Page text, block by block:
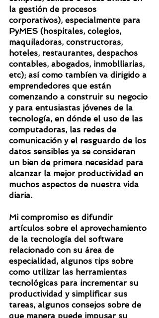
la gestión de procesos
corporativos), especialmente para
PyMES (hospitales, colegios,
maquiladoras, constructoras,
hoteles, restaurantes, despachos
contables, abogados, inmoblliarias,
etc); así como tambíen va dirigido a
emprendedores que están
comenzando a construir su negocio
y para entusiastas jóvenes de la
tecnología, en dónde el uso de las
computadoras, las redes de
comunicación y el resguardo de los
datos sensibles ya se consideran
un bien de primera necesidad para
alcanzar la mejor productividad en
muchos aspectos de nuestra vida
diaria.
Mi compromiso es difundir
artículos sobre el aprovechamiento
de la tecnología del software
relacionado con su área de
especialidad, algunos tips sobre
como utilizar las herramientas
tecnológicas para incrementar su
productividad y simplificar sus
tareas, algunos consejos sobre de
que manera puede impusar su